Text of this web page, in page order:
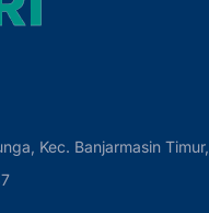
Kec. Banjarmasin Timur,